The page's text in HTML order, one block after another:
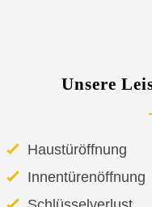
Unsere
Haustüröffnung
Innentürenöffnung